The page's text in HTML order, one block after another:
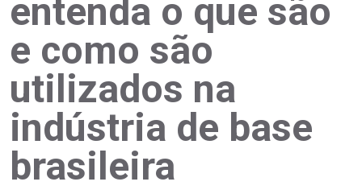
entenda o que são
e como são
utilizados na
indústria de base
brasileira